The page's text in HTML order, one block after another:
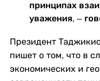
принципах
уважения, ‒
Президент
пишет о том, что в
экономических и